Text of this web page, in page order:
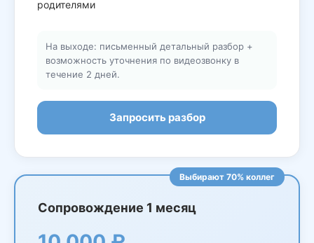
родителями
На выходе: письменный детальный разбор +
возможность уточнения по видеозвонку в
течение 2 дней.
Запросить разбор
Выбирают 70% коллег
Сопровождение 1 месяц